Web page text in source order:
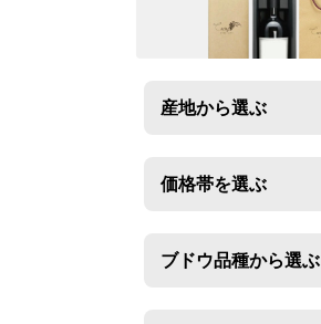
産地から選ぶ
価格帯を選ぶ
ブドウ品種から選ぶ